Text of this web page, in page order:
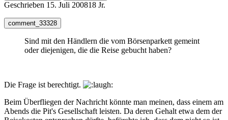
Geschrieben 15. Juli 200818 Jr.
comment_33328
Sind mit den Händlern die vom Börsenparkett gemeint
oder diejenigen, die die Reise gebucht haben?
Die Frage ist berechtigt.
Beim Überfliegen der Nachricht könnte man meinen, dass einem am
Abends die Pit's Gesellschaft leisten. Da deren Gehalt etwa dem der